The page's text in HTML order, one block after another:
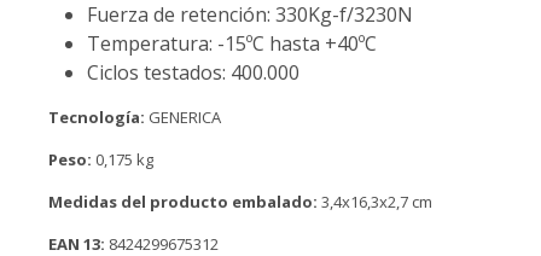
Fuerza de retención: 330Kg-f/3230N
Temperatura: -15ºC hasta +40ºC
Ciclos testados: 400.000
Tecnología: GENERICA
Peso: 0,175 kg
Medidas del producto embalado: 3,4x16,3x2,7 cm
EAN 13: 8424299675312